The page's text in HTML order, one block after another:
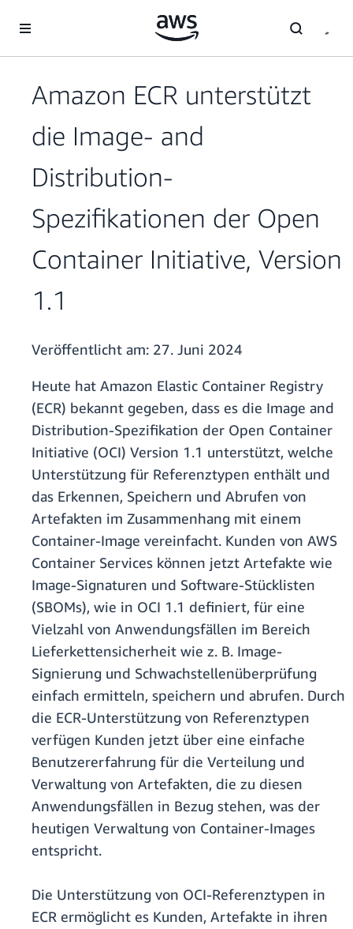
Überspringen zum Hauptinhalt
Amazon ECR unterstützt
die Image- and
Distribution-
Spezifikationen der Open
Container Initiative, Version
1.1
Veröffentlicht am: 27. Juni 2024
Heute hat Amazon Elastic Container Registry
(ECR) bekannt gegeben, dass es die Image and
Distribution-Spezifikation der Open Container
Initiative (OCI) Version 1.1 unterstützt, welche
Unterstützung für Referenztypen enthält und
das Erkennen, Speichern und Abrufen von
Artefakten im Zusammenhang mit einem
Container-Image vereinfacht. Kunden von AWS
Container Services können jetzt Artefakte wie
Image-Signaturen und Software-Stücklisten
(SBOMs), wie in OCI 1.1 definiert, für eine
Vielzahl von Anwendungsfällen im Bereich
Lieferkettensicherheit wie z. B. Image-
Signierung und Schwachstellenüberprüfung
einfach ermitteln, speichern und abrufen. Durch
die ECR-Unterstützung von Referenztypen
verfügen Kunden jetzt über eine einfache
Benutzererfahrung für die Verteilung und
Verwaltung von Artefakten, die zu diesen
Anwendungsfällen in Bezug stehen, was der
heutigen Verwaltung von Container-Images
entspricht.
Die Unterstützung von OCI-Referenztypen in
ECR ermöglicht es Kunden, Artefakte in ihren